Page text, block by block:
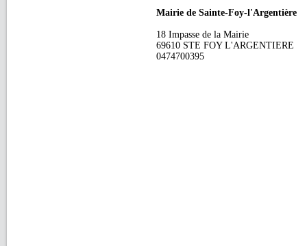
Mairie de Sainte-Foy-l'Argentière
18 Impasse de la Mairie
69610 STE FOY L'ARGENTIERE
0474700395